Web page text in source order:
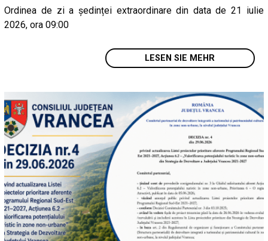
Ordinea de zi a ședinței extraordinare din data de 21 iulie
2026, ora 09:00
LESEN SIE MEHR